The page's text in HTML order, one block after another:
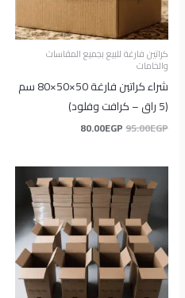
كراتين فارغة للبيع بجميع المقاسات
والخامات
شراء كراتين فارغة 50×50×80 سم
(5 راق – كرافت وفلود)
95.00EGP
80.00EGP